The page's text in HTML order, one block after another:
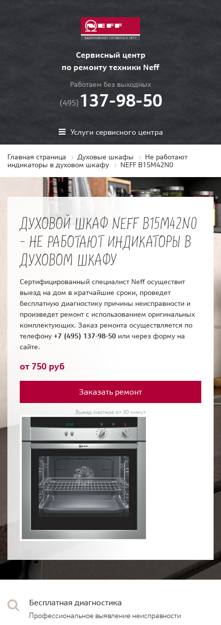
Сервисный центр
по ремонту техники Neff
Работаем без выходных
(495) 137-98-50
Услуги сервисного центра
Главная страница Духовые шкафы
Не работают
индикаторы в духовом шкафу
NEFF B15M42N0
ДУХОВОЙ ШКАФ NEFF B15M42N0
- НЕ РАБОТАЮТ ИНДИКАТОРЫ В
ДУХОВОМ ШКАФУ
Сертифицированный специалист Neff осуществит
выезд на дом в кратчайшие сроки, проведет
бесплатную диагностику причины неисправности и
произведет ремонт с использованием оригинальных
комплектующих. Заказ ремонта осуществляется по
телефону +7 (495) 137-98-50 или через форму на
сайте.
от 750 руб
Заказать ремонт
Выезд мастера от 30 минут
Бесплатная диагностика
Профессиональное выявление неисправности